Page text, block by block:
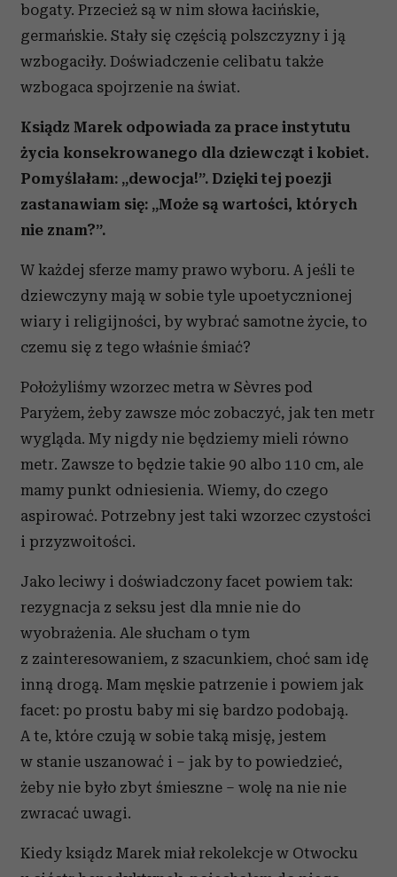
bogaty. Przecież są w nim słowa łacińskie,
germańskie. Stały się częścią polszczyzny i ją
wzbogaciły. Doświadczenie celibatu także
wzbogaca spojrzenie na świat.
Ksiądz Marek odpowiada za prace instytutu
życia konsekrowanego dla dziewcząt i kobiet.
Pomyślałam: „dewocja!”. Dzięki tej poezji
zastanawiam się: „Może są wartości, których
nie znam?”.
W każdej sferze mamy prawo wyboru. A jeśli te
dziewczyny mają w sobie tyle upoetycznionej
wiary i religijności, by wybrać samotne życie, to
czemu się z tego właśnie śmiać?
Położyliśmy wzorzec metra w Sèvres pod
Paryżem, żeby zawsze móc zobaczyć, jak ten metr
wygląda. My nigdy nie będziemy mieli równo
metr. Zawsze to będzie takie 90 albo 110 cm, ale
mamy punkt odniesienia. Wiemy, do czego
aspirować. Potrzebny jest taki wzorzec czystości
i przyzwoitości.
Jako leciwy i doświadczony facet powiem tak:
rezygnacja z seksu jest dla mnie nie do
wyobrażenia. Ale słucham o tym
z zainteresowaniem, z szacunkiem, choć sam idę
inną drogą. Mam męskie patrzenie i powiem jak
facet: po prostu baby mi się bardzo podobają.
A te, które czują w sobie taką misję, jestem
w stanie uszanować i – jak by to powiedzieć,
żeby nie było zbyt śmieszne – wolę na nie nie
zwracać uwagi.
Kiedy ksiądz Marek miał rekolekcje w Otwocku